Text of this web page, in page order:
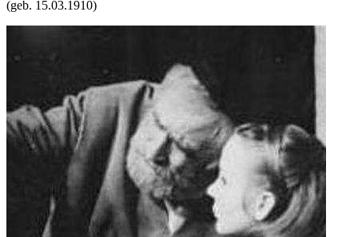
(geb. 15.03.1910)